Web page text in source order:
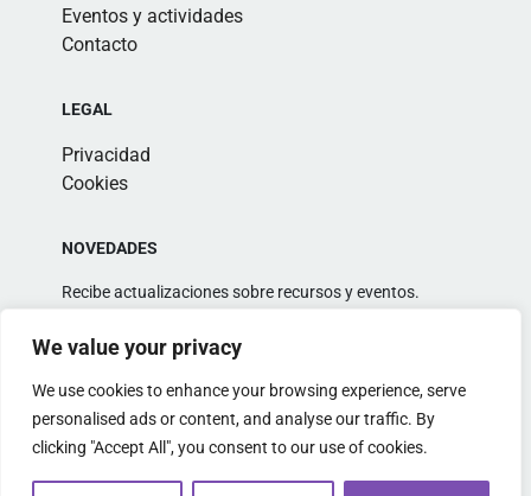
We value your privacy
We use cookies to enhance your browsing experience, serve
personalised ads or content, and analyse our traffic. By
clicking "Accept All", you consent to our use of cookies.
Eventos y actividades
Contacto
LEGAL
Privacidad
Cookies
NOVEDADES
Recibe actualizaciones sobre recursos y eventos.